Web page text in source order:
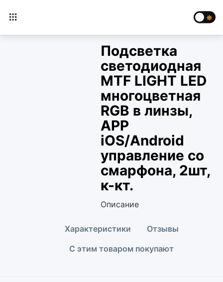
Подсветка
светодиодная
MTF LIGHT LED
многоцветная
RGB в линзы,
APP
iOS/Android
управление со
смарфона, 2шт,
к-кт.
Описание
Характеристики
Отзывы
С этим товаром покупают